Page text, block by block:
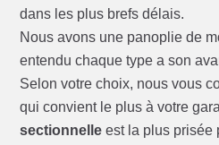
dans les plus brefs délais.
Nous avons une panoplie de
entendu chaque type a son
Selon votre choix, nous vous
qui convient le plus à votre
sectionnelle est la plus prisée